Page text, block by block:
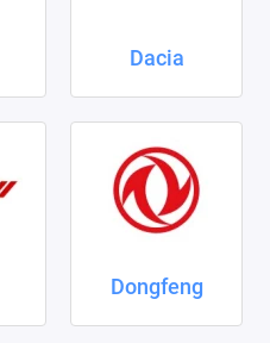
Dacia
Dongfeng